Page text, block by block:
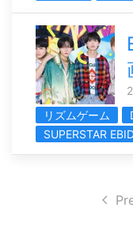
リズムゲーム
SUPERSTAR